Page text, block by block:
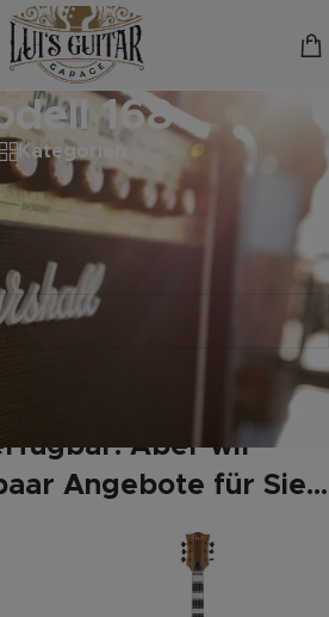
168
Kategorien
mit „Modell 168“
gefunden, die deiner Auswahl
mit Ihrem
Aber wir
Angebote für Sie...